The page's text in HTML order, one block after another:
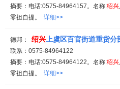
摘要：电话:0575-84964157。名称:绍兴
零担自提。 详细>>
德邦： 绍兴 上虞区百官街道重货分
联系：0575-84964122
摘要：电话:0575-84964122。名称:绍兴
零担自提。 详细>>